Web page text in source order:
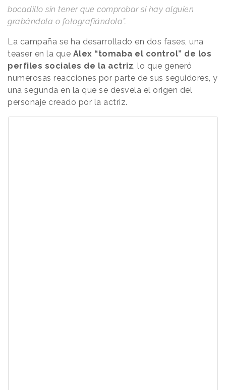
bocadillo sin tener que comprobar si hay alguien
grabándola o fotografiándola”.
La campaña se ha desarrollado en dos fases, una
teaser en la que Alex “tomaba el control” de los
perfiles sociales de la actriz, lo que generó
numerosas reacciones por parte de sus seguidores, y
una segunda en la que se desvela el origen del
personaje creado por la actriz.